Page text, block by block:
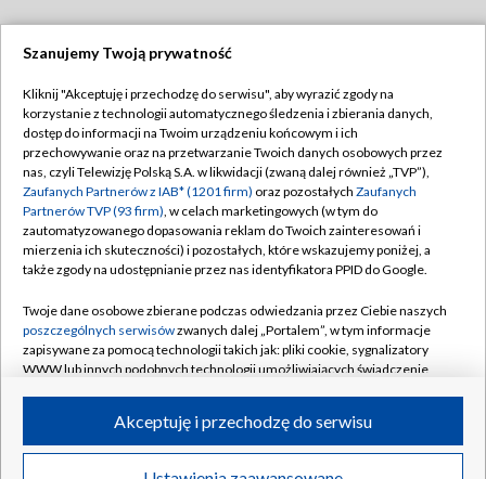
TVP
Abonament TVP
Emisja w TVP
Centrum informacji TVP
Naziemna Telewizja Cyfrowa
Rada Programowa
System NOS
Informacje o nadawcy
Program dla prasy
Regulamin TVP
Polityka prywatności
Moje zgody
Pomoc
Kontakt
Kanały
©2026 Telewizja Polska S.A. w likwidacji
Szanujemy Twoją prywatność
Kliknij "Akceptuję i przechodzę do serwisu", aby wyrazić zgody na
korzystanie z technologii automatycznego śledzenia i zbierania danych,
dostęp do informacji na Twoim urządzeniu końcowym i ich
przechowywanie oraz na przetwarzanie Twoich danych osobowych przez
nas, czyli Telewizję Polską S.A. w likwidacji (zwaną dalej również „TVP”),
Zaufanych Partnerów z IAB* (1201 firm) oraz pozostałych Zaufanych
Partnerów TVP (93 firm), w celach marketingowych (w tym do
zautomatyzowanego dopasowania reklam do Twoich zainteresowań i
mierzenia ich skuteczności) i pozostałych, które wskazujemy poniżej, a
także zgody na udostępnianie przez nas identyfikatora PPID do Google.
Twoje dane osobowe zbierane podczas odwiedzania przez Ciebie naszych
poszczególnych serwisówzwanych dalej „Portalem”, w tym informacje
zapisywane za pomocą technologii takich jak: pliki cookie, sygnalizatory
WWW lub innych podobnych technologii umożliwiających świadczenie
ruchu w Internecie.
Twoje dane osobowe zbierane podczas odwiedzania przez Ciebie
Akceptuję i przechodzę do serwisu